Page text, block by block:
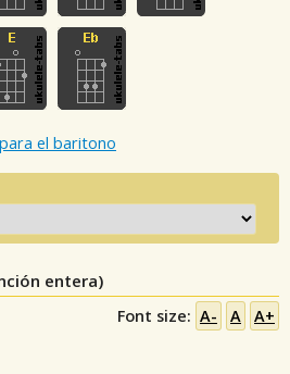
el baritono
entera)
Font size: A- A A+